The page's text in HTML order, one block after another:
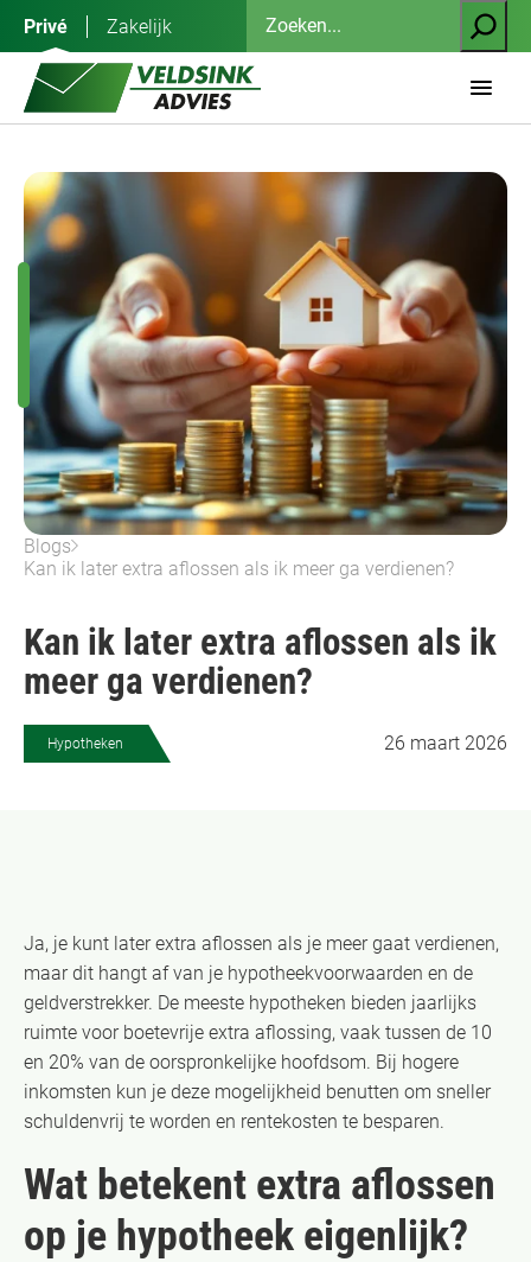
inhoud
Privé Zakelijk
Zoeken
Blogs
Kan ik later extra aflossen als ik meer ga verdienen?
Kan ik later extra aflossen als ik
meer ga verdienen?
Hypotheken 26 maart 2026
Ja, je kunt later extra aflossen als je meer gaat verdienen,
maar dit hangt af van je hypotheekvoorwaarden en de
geldverstrekker. De meeste hypotheken bieden jaarlijks
ruimte voor boetevrije extra aflossing, vaak tussen de 10
en 20% van de oorspronkelijke hoofdsom. Bij hogere
inkomsten kun je deze mogelijkheid benutten om sneller
schuldenvrij te worden en rentekosten te besparen.
Wat betekent extra aflossen
op je hypotheek eigenlijk?